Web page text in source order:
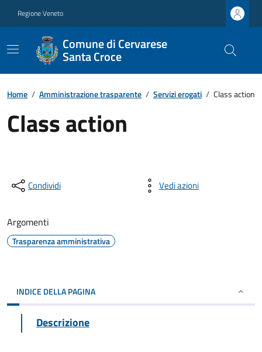
Regione Veneto
Comune di Cervarese
Santa Croce
Home / Amministrazione trasparente / Servizi erogati / Class action
Class action
Condividi Vedi azioni
Argomenti
Trasparenza amministrativa
INDICE DELLA PAGINA
Descrizione